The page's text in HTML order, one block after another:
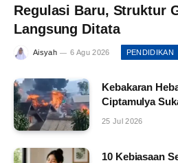
Regulasi Baru, Struktur
Langsung Ditata
Aisyah 6 Agu 2026 PENDIDIKAN
Kebakaran
Ciptamulya
25 Jul 2026
10 Kebiasaan